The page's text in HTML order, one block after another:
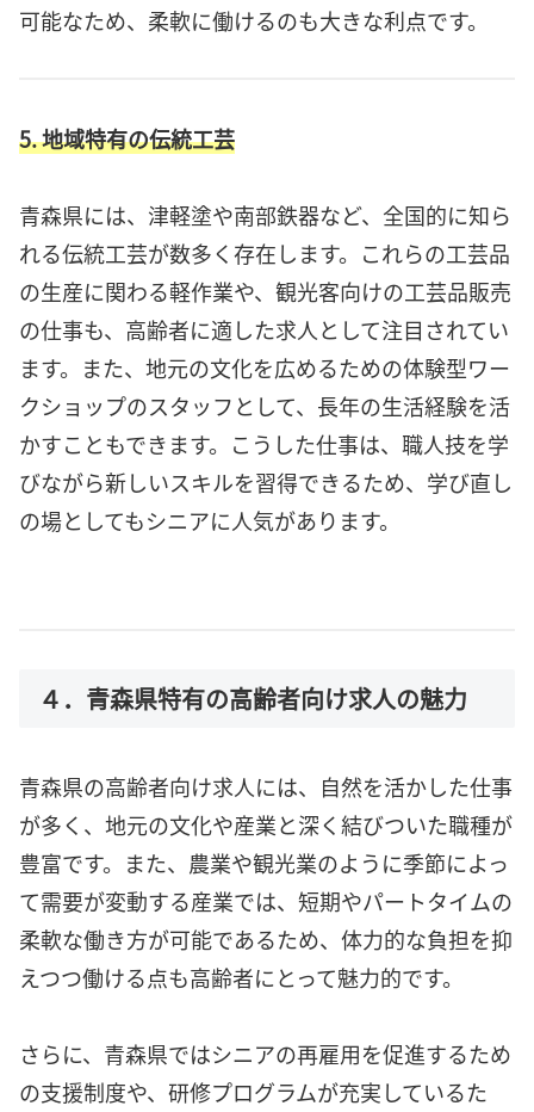
可能なため、柔軟に働けるのも大きな利点です。
5. 地域特有の伝統工芸
青森県には、津軽塗や南部鉄器など、全国的に知ら
れる伝統工芸が数多く存在します。これらの工芸品
の生産に関わる軽作業や、観光客向けの工芸品販売
の仕事も、高齢者に適した求人として注目されてい
ます。また、地元の文化を広めるための体験型ワー
クショップのスタッフとして、長年の生活経験を活
かすこともできます。こうした仕事は、職人技を学
びながら新しいスキルを習得できるため、学び直し
の場としてもシニアに人気があります。
４．青森県特有の高齢者向け求人の魅力
青森県の高齢者向け求人には、自然を活かした仕事
が多く、地元の文化や産業と深く結びついた職種が
豊富です。また、農業や観光業のように季節によっ
て需要が変動する産業では、短期やパートタイムの
柔軟な働き方が可能であるため、体力的な負担を抑
えつつ働ける点も高齢者にとって魅力的です。
さらに、青森県ではシニアの再雇用を促進するため
の支援制度や、研修プログラムが充実しているた